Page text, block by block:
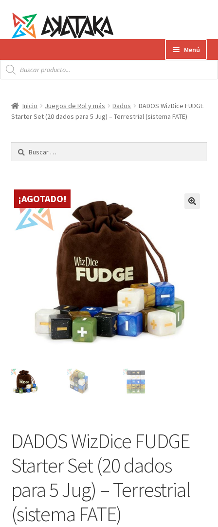
la
navegación
contenido
Menú
Productos
el
hijo
Envíos
AKATAKA BOOKS
Mi cuenta
Búsqueda
de
productos
Inicio Juegos de Rol y más Dados
DADOS WizDice FUDGE
Starter Set (20 dados para 5 Jug) – Terrestrial (sistema FATE)
¡AGOTADO!
DADOS WizDice FUDGE
Starter Set (20 dados
para 5 Jug) – Terrestrial
(sistema FATE)
Buscar: